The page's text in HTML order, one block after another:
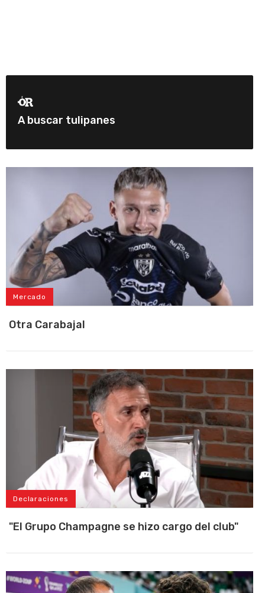
A buscar tulipanes
Mercado
Otra Carabajal
Declaraciones
"El Grupo Champagne se hizo cargo del club"